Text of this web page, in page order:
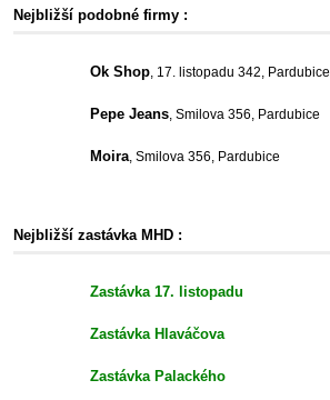
Nejbližší podobné firmy :
Ok Shop, 17. listopadu 342, Pardubice
Pepe Jeans, Smilova 356, Pardubice
Moira, Smilova 356, Pardubice
Nejbližší zastávka MHD :
Zastávka 17. listopadu
Zastávka Hlaváčova
Zastávka Palackého